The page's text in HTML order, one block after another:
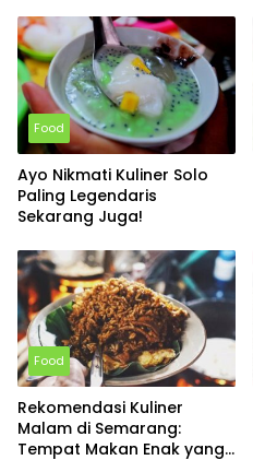
Food
Ayo Nikmati Kuliner Solo
Paling Legendaris
Sekarang Juga!
Food
Rekomendasi Kuliner
Malam di Semarang:
Tempat Makan Enak yang